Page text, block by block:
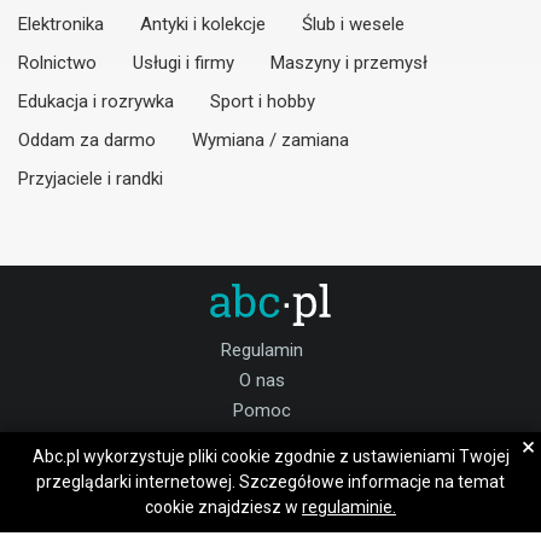
Elektronika
Antyki i kolekcje
Ślub i wesele
Rolnictwo
Usługi i firmy
Maszyny i przemysł
Edukacja i rozrywka
Sport i hobby
Oddam za darmo
Wymiana / zamiana
Przyjaciele i randki
Regulamin
O nas
Pomoc
Praca gnieźnieński
Dołącz do nas:
Abc.pl wykorzystuje pliki cookie zgodnie z ustawieniami Twojej
przeglądarki internetowej. Szczegółowe informacje na temat
cookie znajdziesz w regulaminie.
×